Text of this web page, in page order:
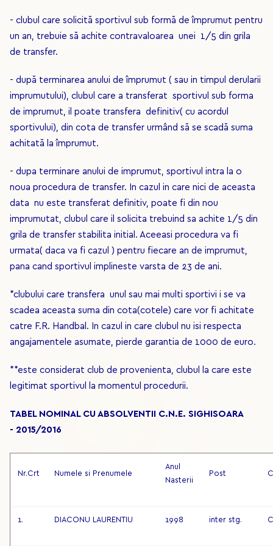
- clubul care solicită sportivul sub formă de împrumut pentru
un an, trebuie să achite contravaloarea unei 1/5 din grila
de transfer.
- după terminarea anului de împrumut ( sau in timpul derularii
imprumutului), clubul care a transferat sportivul sub forma
de imprumut, il poate transfera definitiv( cu acordul
sportivului), din cota de transfer urmând să se scadă suma
achitată la împrumut.
- dupa terminare anului de imprumut, sportivul intra la o
noua procedura de transfer. In cazul in care nici de aceasta
data nu este transferat definitiv, poate fi din nou
imprumutat, clubul care il solicita trebuind sa achite 1/5 din
grila de transfer stabilita initial. Aceeasi procedura va fi
urmata( daca va fi cazul ) pentru fiecare an de imprumut,
pana cand sportivul implineste varsta de 23 de ani.
*clubului care transfera unul sau mai multi sportivi i se va
scadea aceasta suma din cota(cotele) care vor fi achitate
catre F.R. Handbal. In cazul in care clubul nu isi respecta
angajamentele asumate, pierde garantia de 1000 de euro.
**este considerat club de provenienta, clubul la care este
legitimat sportivul la momentul procedurii.
TABEL NOMINAL CU ABSOLVENTII C.N.E. SIGHISOARA
- 2015/2016
Nr.Crt Numele si Prenumele
Anul
Nasterii
Post
1. DIACONU LAURENTIU 1998 inter stg.